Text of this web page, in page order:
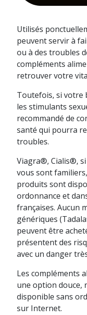
Utilisés
peuvent servir à
ou à des troubles
compléments
retrouver votre
Toutefois, si votre
les stimulants
recommandé de
santé qui pourra
troubles.
Viagra®, Cialis®, si
vous sont
produits sont
ordonnance et
françaises. Aucun
génériques
peuvent être
présentent des
avec un danger
Les compléments
une option douce,
disponible sans
sur Internet.